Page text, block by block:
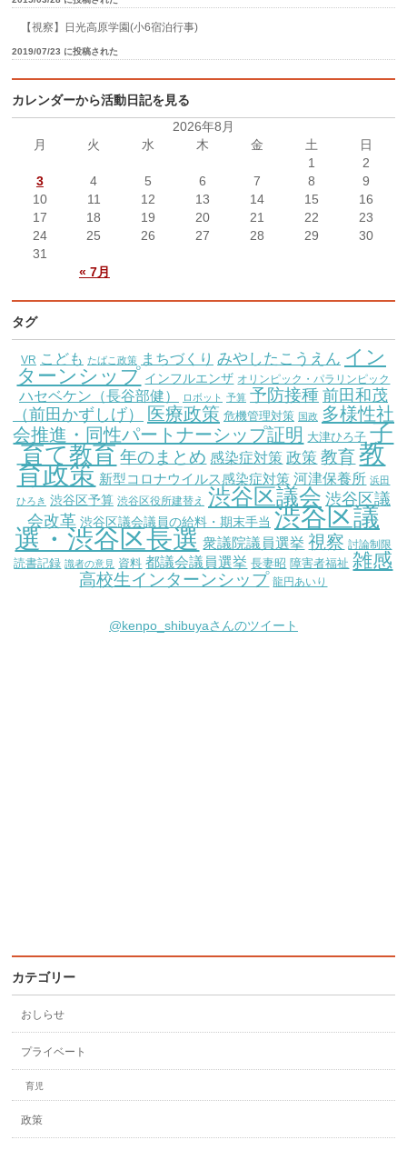
【視察】日光高原学園(小6宿泊行事)
2019/07/23 に投稿された
カレンダーから活動日記を見る
2026年8月
月
火 水 木 金 土 日
« 7月
1
2
3
4 5 6 7 8
9
10
11 12 13 14 15
16
17
18 19 20 21 22
23
24
25 26 27 28 29
30
31
タグ
VR こども たばこ政策 まちづくり みやしたこうえん イン
ターンシップ インフルエンザ オリンピック・パラリンピック
ハセベケン（長谷部健） ロボット 予算 予防接種 前田和茂
（前田かずしげ）
医療政策 危機管理対策 国政 多様性社
会推進・同性パートナーシップ証明 大津ひろ子 子
育て教育 年のまとめ 感染症対策 政策 教育 教
育政策 新型コロナウイルス感染症対策 河津保養所 浜田
ひろき 渋谷区予算 渋谷区役所建替え 渋谷区議会 渋谷区議
会改革 渋谷区議会議員の給料・期末手当 渋谷区議
選・渋谷区長選 衆議院議員選挙 視察 討論制限
読書記録 識者の意見 資料 都議会議員選挙 長妻昭 障害者福祉 雑感
高校生インターンシップ 龍円あいり
@kenpo_shibuyaさんのツイート
カテゴリー
おしらせ
プライベート
育児
政策